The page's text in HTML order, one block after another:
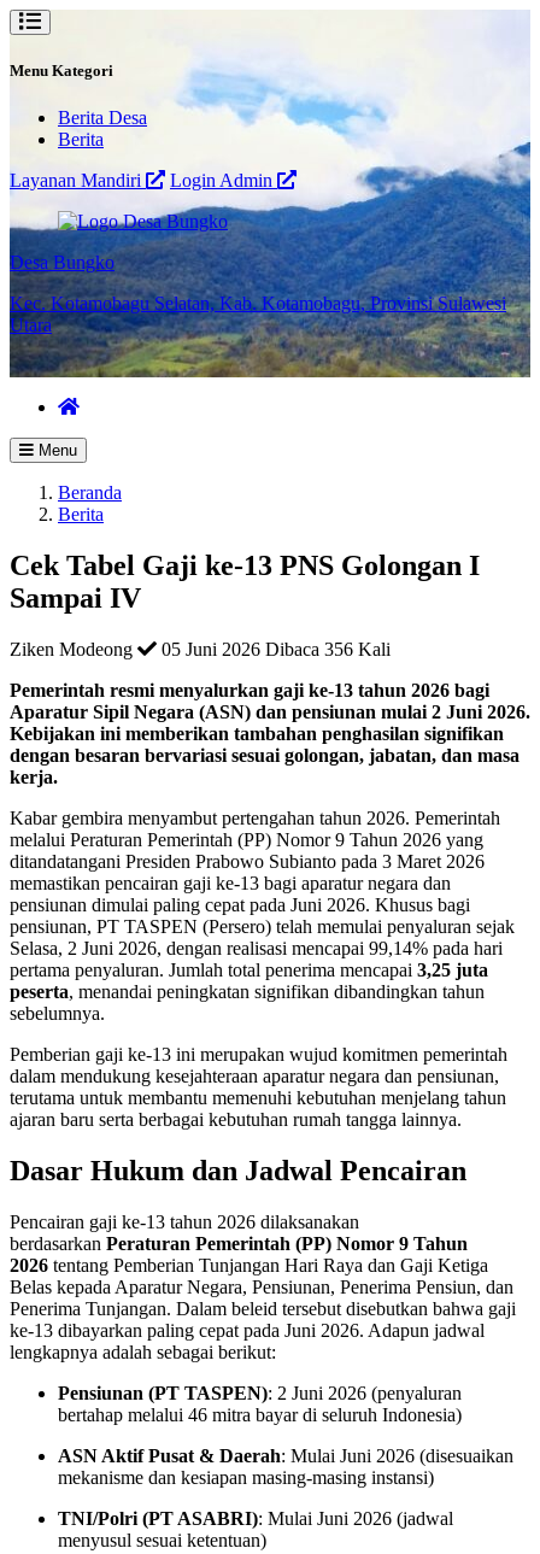
Menu Kategori
Berita Desa
Berita
Layanan Mandiri
Login Admin
Desa Bungko
Kec. Kotamobagu Selatan, Kab. Kotamobagu, Provinsi Sulawesi
Utara
Menu
Beranda
Berita
Cek Tabel Gaji ke-13 PNS Golongan I
Sampai IV
Ziken Modeong 05 Juni 2026 Dibaca 356 Kali
Pemerintah resmi menyalurkan gaji ke-13 tahun 2026 bagi
Aparatur Sipil Negara (ASN) dan pensiunan mulai 2 Juni 2026.
Kebijakan ini memberikan tambahan penghasilan signifikan
dengan besaran bervariasi sesuai golongan, jabatan, dan masa
kerja.
Kabar gembira menyambut pertengahan tahun 2026. Pemerintah
melalui Peraturan Pemerintah (PP) Nomor 9 Tahun 2026 yang
ditandatangani Presiden Prabowo Subianto pada 3 Maret 2026
memastikan pencairan gaji ke-13 bagi aparatur negara dan
pensiunan dimulai paling cepat pada Juni 2026. Khusus bagi
pensiunan, PT TASPEN (Persero) telah memulai penyaluran sejak
Selasa, 2 Juni 2026, dengan realisasi mencapai 99,14% pada hari
pertama penyaluran. Jumlah total penerima mencapai 3,25 juta
peserta, menandai peningkatan signifikan dibandingkan tahun
sebelumnya.
Pemberian gaji ke-13 ini merupakan wujud komitmen pemerintah
dalam mendukung kesejahteraan aparatur negara dan pensiunan,
terutama untuk membantu memenuhi kebutuhan menjelang tahun
ajaran baru serta berbagai kebutuhan rumah tangga lainnya.
Dasar Hukum dan Jadwal Pencairan
Pencairan gaji ke-13 tahun 2026 dilaksanakan
berdasarkan Peraturan Pemerintah (PP) Nomor 9 Tahun
2026 tentang Pemberian Tunjangan Hari Raya dan Gaji Ketiga
Belas kepada Aparatur Negara, Pensiunan, Penerima Pensiun, dan
Penerima Tunjangan. Dalam beleid tersebut disebutkan bahwa gaji
ke-13 dibayarkan paling cepat pada Juni 2026. Adapun jadwal
lengkapnya adalah sebagai berikut:
Pensiunan (PT TASPEN): 2 Juni 2026 (penyaluran
bertahap melalui 46 mitra bayar di seluruh Indonesia)
ASN Aktif Pusat & Daerah: Mulai Juni 2026 (disesuaikan
mekanisme dan kesiapan masing-masing instansi)
TNI/Polri (PT ASABRI): Mulai Juni 2026 (jadwal
menyusul sesuai ketentuan)